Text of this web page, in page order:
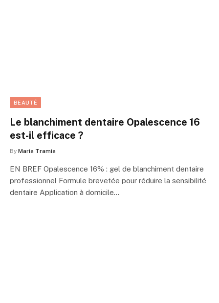
BEAUTÉ
Le blanchiment dentaire Opalescence 16
est-il efficace ?
By Maria Tramia
EN BREF Opalescence 16% : gel de blanchiment dentaire
professionnel Formule brevetée pour réduire la sensibilité
dentaire Application à domicile…